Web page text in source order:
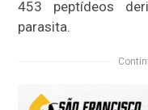
453 peptídeos
parasita.